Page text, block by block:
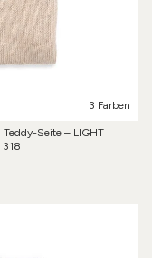
3 Farben
Seite – LIGHT
318